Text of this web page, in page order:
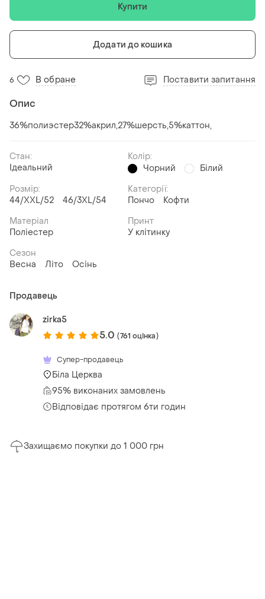
Купити
Додати до кошика
6 В обране Поставити запитання
Опис
36%полиэстер32%акрил,27%шерсть,5%каттон,
Стан:
Ідеальний
Колір:
Чорний
Білий
Розмір:
44/XXL/52
46/3XL/54
Категорії:
Пончо
Кофти
Матеріал
Поліестер
Принт
У клітинку
Сезон
Весна
Літо Осінь
Продавець
zirka5
5.0 (761 оцінка)
Супер-продавець
Біла Церква
95% виконаних замовлень
Відповідає протягом 6ти годин
Захищаємо покупки до 1 000 грн